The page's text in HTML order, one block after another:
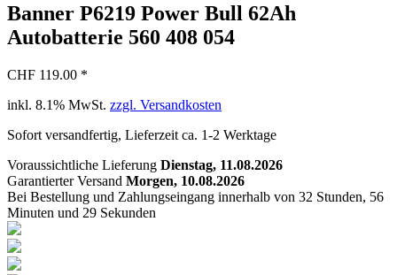
Banner P6219 Power Bull 62Ah
Autobatterie 560 408 054
CHF 119.00 *
inkl. 8.1% MwSt. zzgl. Versandkosten
Sofort versandfertig, Lieferzeit ca. 1-2 Werktage
Voraussichtliche Lieferung Dienstag, 11.08.2026
Garantierter Versand Morgen, 10.08.2026
Bei Bestellung und Zahlungseingang innerhalb von 32 Stunden, 56
Minuten und 28 Sekunden